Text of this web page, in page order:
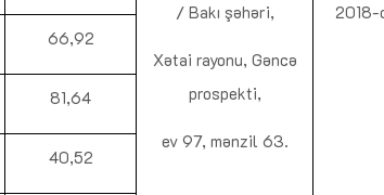
/ Bakı şəhəri,
Xətai rayonu, Gəncə
prospekti,
ev 97, mənzil 63.
66,92
81,64
40,52